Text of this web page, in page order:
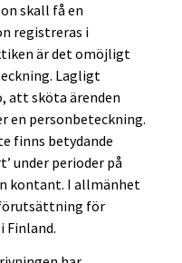
skall få en
registreras i
är det omöjligt
Lagligt
att sköta ärenden
en personbeteckning.
finns betydande
under perioder på
kontant. I allmänhet
för
Finland.